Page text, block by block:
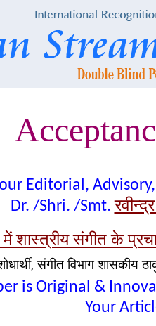
Editorial,
Dr. /Shri. /Smt.
शास्त्रीय संगीत के
संगीत विभाग शासकीय
is Original &
Your